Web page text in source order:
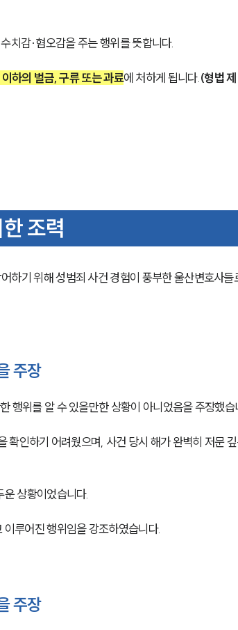
치감·혐오감을 주는 행위를 뜻합니다.
하의 벌금, 구류 또는 과료에 처하게 됩니다.(형법 제
조력
하기 위해 성범죄 사건 경험이 풍부한 울산변호사들
주장
행위를 알 수 있을만한 상황이 아니었음을 주장했습
확인하기 어려웠으며, 사건 당시 해가 완벽히 저문
상황이었습니다.
루어진 행위임을 강조하였습니다.
주장